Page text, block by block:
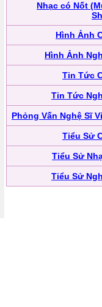
Nhạc có Nốt
Hình Ảnh
Hình Ảnh
Tin Tức
Tin Tức
Phỏng Vấn Nghệ Sĩ
Tiểu Sử
Tiểu Sử
Tiểu Sử